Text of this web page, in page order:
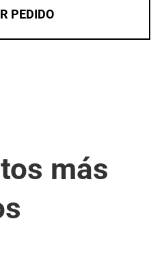
PEDIDO
más